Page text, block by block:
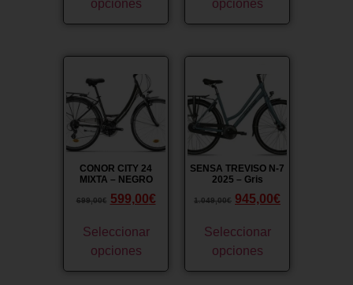
opciones
opciones
CONOR CITY 24
MIXTA – NEGRO
699,00€ 599,00€
Seleccionar
opciones
SENSA TREVISO N-7
2025 – Gris
1.049,00€ 945,00€
Seleccionar
opciones